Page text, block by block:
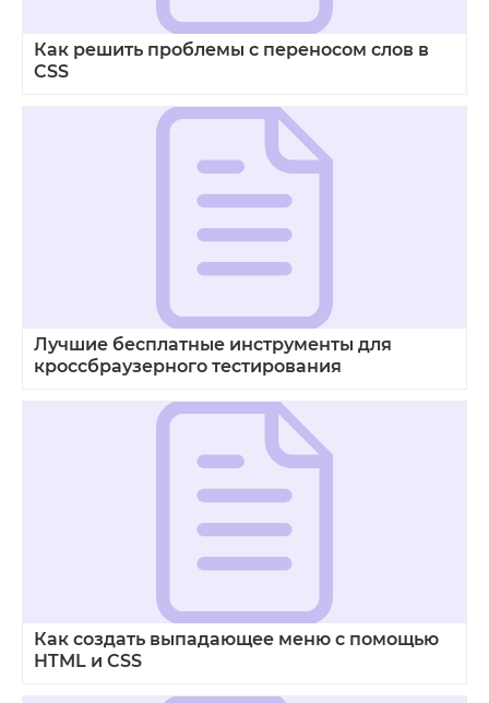
Как решить проблемы с переносом слов в
CSS
Лучшие бесплатные инструменты для
кроссбраузерного тестирования
Как создать выпадающее меню с помощью
HTML и CSS